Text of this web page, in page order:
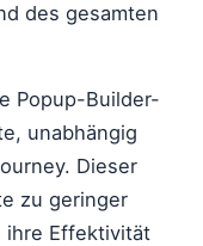
des gesamten
Popup-Builder-
unabhängig
Dieser
zu geringer
ihre Effektivität